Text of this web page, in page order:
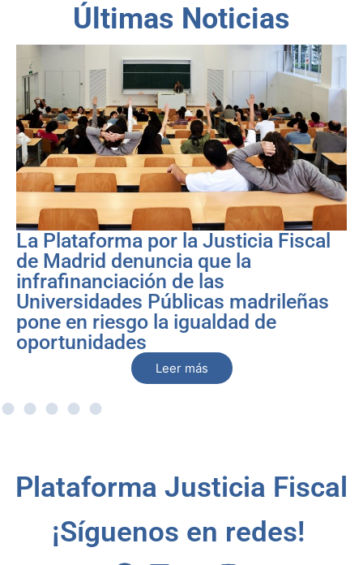
Últimas Noticias
La Plataforma por la Justicia Fiscal
de Madrid denuncia que la
infrafinanciación de las
Universidades Públicas madrileñas
pone en riesgo la igualdad de
oportunidades
Leer más
Plataforma Justicia Fiscal
¡Síguenos en redes!